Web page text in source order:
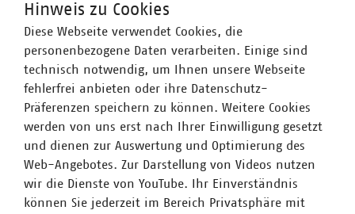
Kommunale Unternehmen arbeiten hoch
professionell, sind innovativ, zahlen nach Tarif
und bieten gute Weiterbildungsmöglichkeiten
sowie berufliche Perspektiven.
Thema
Hinweis zu Cookies
Diese Webseite verwendet Cookies, die
personenbezogene Daten verarbeiten. Einige sind
technisch notwendig, um Ihnen unsere Webseite
fehlerfrei anbieten oder ihre Datenschutz-
Präferenzen speichern zu können. Weitere Cookies
werden von uns erst nach Ihrer Einwilligung gesetzt
und dienen zur Auswertung und Optimierung des
Web-Angebotes. Zur Darstellung von Videos nutzen
wir die Dienste von YouTube. Ihr Einverständnis
können Sie jederzeit im Bereich Privatsphäre mit